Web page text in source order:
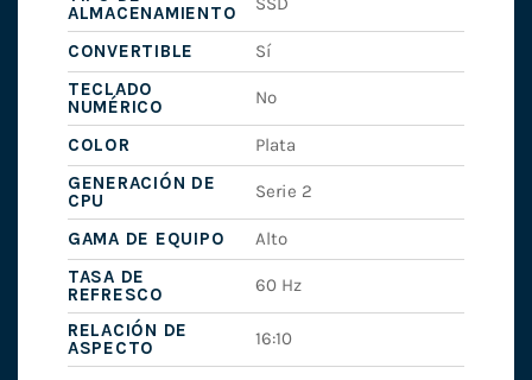
ALMACENAMIENTO
CONVERTIBLE
Sí
TECLADO
NUMÉRICO
No
COLOR
Plata
GENERACIÓN DE
CPU
Serie 2
GAMA DE EQUIPO
Alto
TASA DE
REFRESCO
60 Hz
RELACIÓN DE
ASPECTO
16:10